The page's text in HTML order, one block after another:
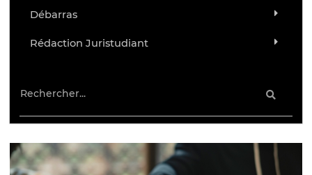
Débarras
Rédaction Juristudiant